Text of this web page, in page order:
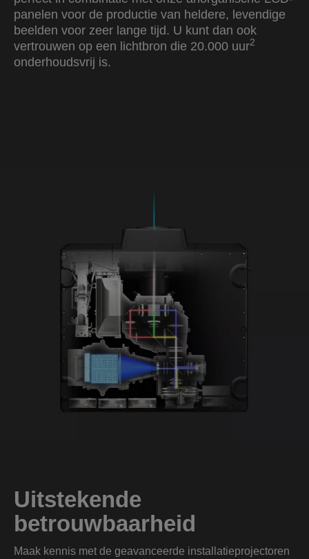
panelen voor de productie van heldere, levendige
beelden voor zeer lange tijd. U kunt dan ook
vertrouwen op een lichtbron die 20.000 uur2
onderhoudsvrij is.
Uitstekende
betrouwbaarheid
Maak kennis met de geavanceerde installatieprojectoren